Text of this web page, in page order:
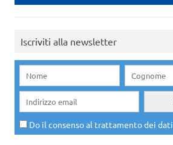
Iscriviti alla newsletter
Do il consenso al trattamento dei dati